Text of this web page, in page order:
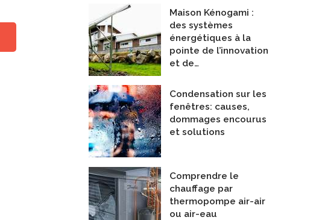
Maison Kénogami :
des systèmes
énergétiques à la
pointe de l’innovation
et de…
Condensation sur les
fenêtres: causes,
dommages encourus
et solutions
Comprendre le
chauffage par
thermopompe air-air
ou air-eau